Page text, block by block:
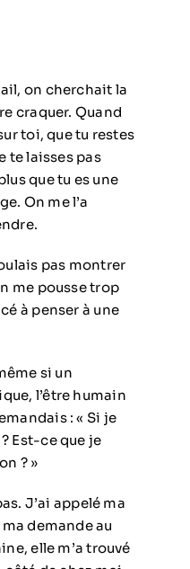
on cherchait la
craquer. Quand
toi, que tu restes
te laisses pas
que tu es une
On me l’a
pas montrer
me pousse trop
à penser à une
si un
l’être humain
: « Si je
Est-ce que je
? »
J’ai appelé ma
demande au
elle m’a trouvé